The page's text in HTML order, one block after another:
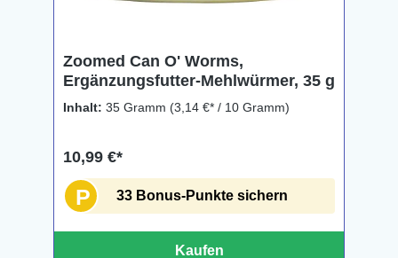
Zoomed Can O' Worms,
Ergänzungsfutter-Mehlwürmer, 35 g
Inhalt: 35 Gramm (3,14 €* / 10 Gramm)
10,99 €*
P 33 Bonus-Punkte sichern
Kaufen